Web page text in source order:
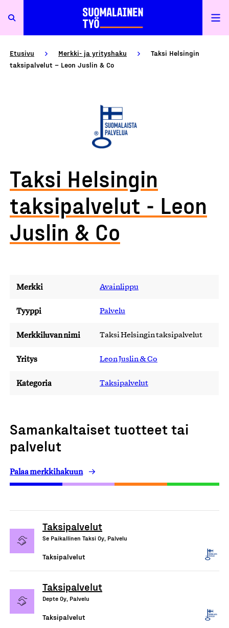
Etusivu Merkki- ja yrityshaku
Taksi Helsingin
taksipalvelut – Leon Juslin & Co
Taksi Helsingin
taksipalvelut - Leon
Juslin & Co
Merkki Avainlippu
Tyyppi Palvelu
Merkkiluvan nimi Taksi Helsingin taksipalvelut
Yritys Leon Juslin & Co
Kategoria Taksipalvelut
Samankaltaiset tuotteet tai
palvelut
Palaa merkkihakuun
Taksipalvelut
Se Paikallinen Taksi Oy, Palvelu
Taksipalvelut
Taksipalvelut
Depte Oy, Palvelu
Taksipalvelut